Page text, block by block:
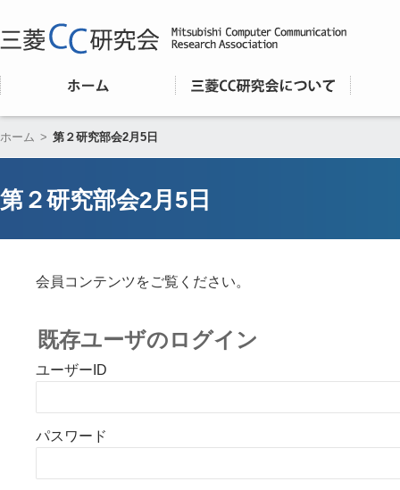
ホーム > 第２研究部会2月5日
第２研究部会2月5日
会員コンテンツをご覧ください。
既存ユーザのログイン
ユーザーID
パスワード